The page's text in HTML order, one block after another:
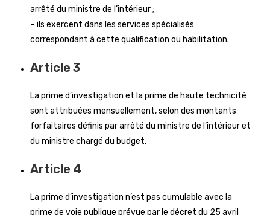
arrêté du ministre de l’intérieur ;
– ils exercent dans les services spécialisés
correspondant à cette qualification ou habilitation.
Article 3
La prime d’investigation et la prime de haute technicité
sont attribuées mensuellement, selon des montants
forfaitaires définis par arrêté du ministre de l’intérieur et
du ministre chargé du budget.
Article 4
La prime d’investigation n’est pas cumulable avec la
prime de voie publique prévue par le décret du 25 avril